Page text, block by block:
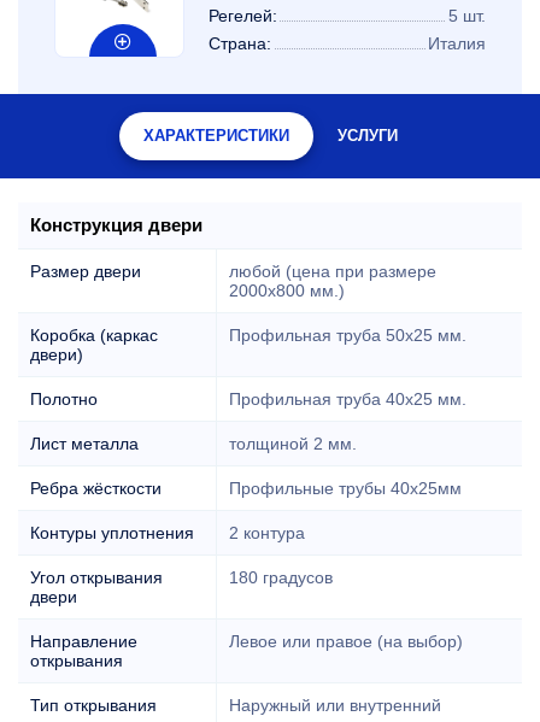
Регелей:
5 шт.
Страна:
Италия
ХАРАКТЕРИСТИКИ УСЛУГИ
Конструкция двери
Размер двери
любой (цена при размере
2000x800 мм.)
Коробка (каркас
двери)
Профильная труба 50х25 мм.
Полотно Профильная труба 40х25 мм.
Лист металла толщиной 2 мм.
Ребра жёсткости Профильные трубы 40х25мм
Контуры уплотнения 2 контура
Угол открывания
двери
180 градусов
Направление
открывания
Левое или правое (на выбор)
Тип открывания Наружный или внутренний